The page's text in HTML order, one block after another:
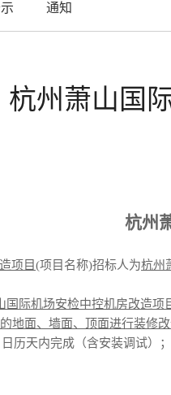
通知
杭州萧山国
杭州
项目(项目名称)招标人为杭州
国际机场安检中控机房改造项
地面、墙面、顶面进行装修
日历天内完成 （含安装调试）；